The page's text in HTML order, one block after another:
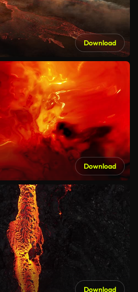
Download
Download
Download